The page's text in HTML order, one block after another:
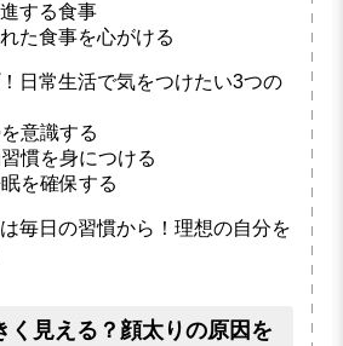
する食事
た食事を心がける
日常生活で気をつけたい3つの
意識する
慣を身につける
を確保する
毎日の習慣から！理想の自分を
く見える？顔太りの原因を